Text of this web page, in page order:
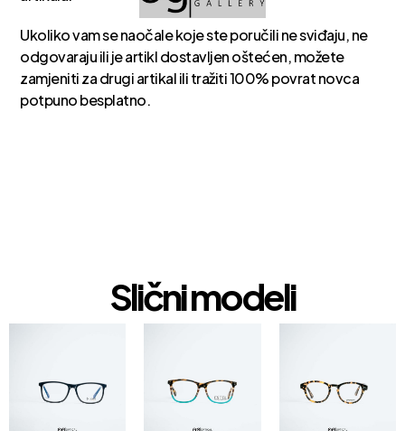
Ukoliko vam se naočale koje ste poručili ne sviđaju, ne
odgovaraju ili je artikl dostavljen oštećen, možete
zamjeniti za drugi artikal ili tražiti 100% povrat novca
potpuno besplatno.
Slični modeli
1+1 1+1